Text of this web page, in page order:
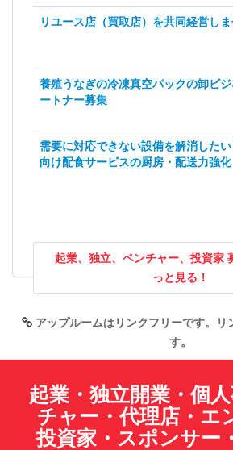
リユース店（買取店）を共同経営し
養殖うなぎの冷凍真空パックの卸ビ
ートナー募集
需要に対応できない設備を解消した
向け配食サービスの厨房・配送力強化
起業、独立、ベンチャー、投資家
っと見る！
アップルームはリンクフリーです。リ
す。
起業・独立開業・個
チャー・代理店・エ
投資家・スポンサー